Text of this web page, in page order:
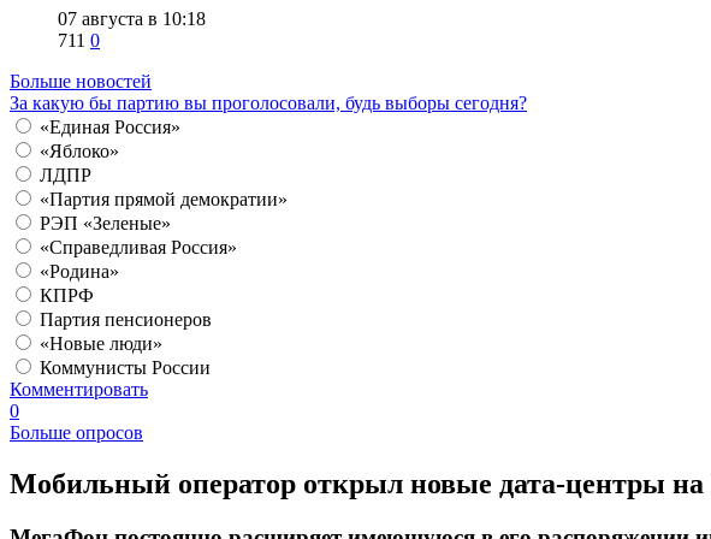
07 августа в 10:18
711 0
Больше новостей
За какую бы партию вы проголосовали, будь выборы сегодня?
«Единая Россия»
«Яблоко»
ЛДПР
«Партия прямой демократии»
РЭП «Зеленые»
«Справедливая Россия»
«Родина»
КПРФ
Партия пенсионеров
«Новые люди»
Коммунисты России
Комментировать
0
Больше опросов
​Мобильный оператор открыл новые дата-центры